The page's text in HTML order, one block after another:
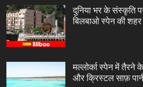
दुनिया भर के संस्कृति
बिलबाओ स्पेन की शहर
मल्लोर्का स्पेन में तैरने
और क्रिस्टल साफ़